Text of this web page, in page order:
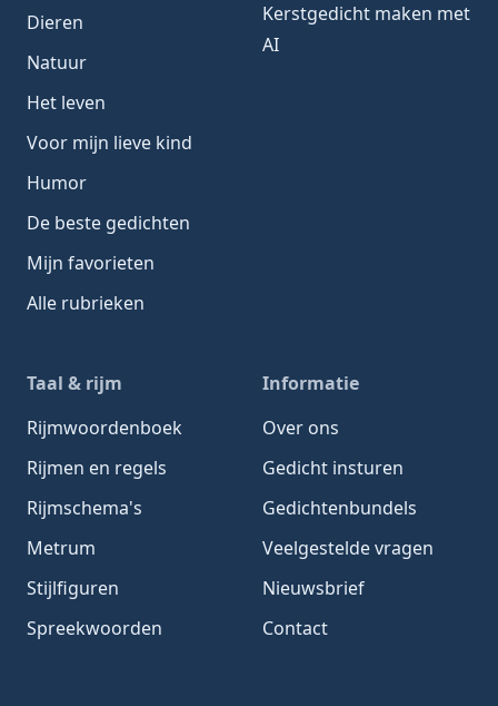
Dieren
Natuur
Het leven
Voor mijn lieve kind
Humor
De beste gedichten
Mijn favorieten
Alle rubrieken
Kerstgedicht maken met
AI
Taal & rijm
Rijmwoordenboek
Rijmen en regels
Rijmschema's
Metrum
Stijlfiguren
Spreekwoorden
Informatie
Over ons
Gedicht insturen
Gedichtenbundels
Veelgestelde vragen
Nieuwsbrief
Contact